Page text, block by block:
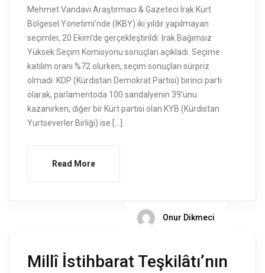
Mehmet Vandavi Araştırmacı & Gazeteci Irak Kürt
Bölgesel Yönetimi’nde (IKBY) iki yıldır yapılmayan
seçimler, 20 Ekim’de gerçekleştirildi. Irak Bağımsız
Yüksek Seçim Komisyonu sonuçları açıkladı. Seçime
katılım oranı %72 olurken, seçim sonuçları sürpriz
olmadı. KDP (Kürdistan Demokrat Partisi) birinci parti
olarak, parlamentoda 100 sandalyenin 39’unu
kazanırken, diğer bir Kürt partisi olan KYB (Kürdistan
Yurtseverler Birliği) ise […]
Read More
Onur Dikmeci
Millî İstihbarat Teşkilâtı’nın